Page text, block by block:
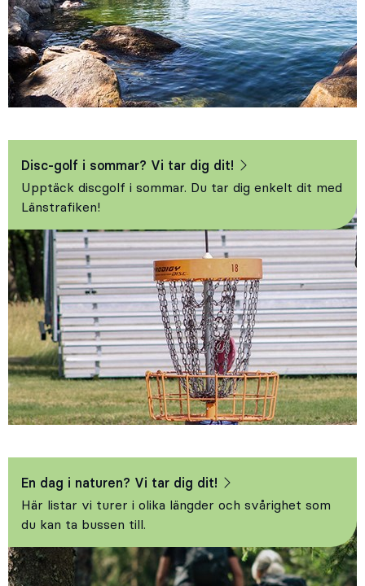
Disc-golf i sommar? Vi tar dig dit!
Upptäck discgolf i sommar. Du tar dig enkelt dit med
Länstrafiken!
En dag i naturen? Vi tar dig dit!
Här listar vi turer i olika längder och svårighet som
du kan ta bussen till.